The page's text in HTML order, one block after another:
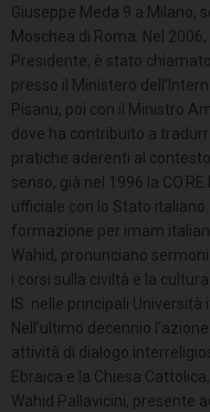
Giuseppe Meda 9 a Milano,
Moschea di Roma. Nel
Presidente, è stato
presso il Ministero
Pisanu, poi con il Ministro
dove ha contribuito a
pratiche aderenti al
senso, già nel 1996 la
ufficiale con lo Stato
formazione per imam
Wahid, pronunciano
i corsi sulla civiltà e la
IS. nelle principali Università
Nell’ultimo decennio
attività di dialogo
Ebraica e la Chiesa
Wahid Pallavicini, presente